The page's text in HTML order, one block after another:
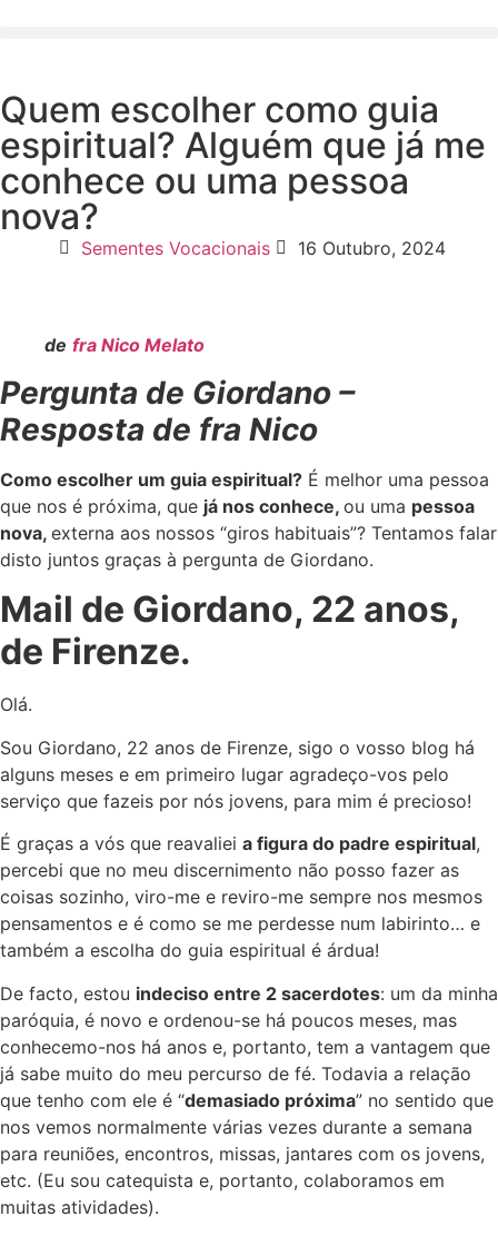
Quem escolher como guia
espiritual? Alguém que já me
conhece ou uma pessoa
nova?
Sementes Vocacionais 16 Outubro, 2024
de fra Nico Melato
Pergunta de Giordano –
Resposta de fra Nico
Como escolher um guia espiritual? É melhor uma pessoa
que nos é próxima, que já nos conhece, ou uma pessoa
nova, externa aos nossos “giros habituais”? Tentamos falar
disto juntos graças à pergunta de Giordano.
Mail de Giordano, 22 anos,
de Firenze.
Olá.
Sou Giordano, 22 anos de Firenze, sigo o vosso blog há
alguns meses e em primeiro lugar agradeço-vos pelo
serviço que fazeis por nós jovens, para mim é precioso!
É graças a vós que reavaliei a figura do padre espiritual,
percebi que no meu discernimento não posso fazer as
coisas sozinho, viro-me e reviro-me sempre nos mesmos
pensamentos e é como se me perdesse num labirinto… e
também a escolha do guia espiritual é árdua!
De facto, estou indeciso entre 2 sacerdotes: um da minha
paróquia, é novo e ordenou-se há poucos meses, mas
conhecemo-nos há anos e, portanto, tem a vantagem que
já sabe muito do meu percurso de fé. Todavia a relação
que tenho com ele é “demasiado próxima” no sentido que
nos vemos normalmente várias vezes durante a semana
para reuniões, encontros, missas, jantares com os jovens,
etc. (Eu sou catequista e, portanto, colaboramos em
muitas atividades).